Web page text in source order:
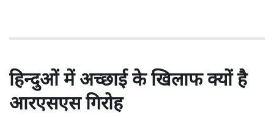
हिन्दुओं में अच्छाई के खिलाफ क्यों है
आरएसएस गिरोह